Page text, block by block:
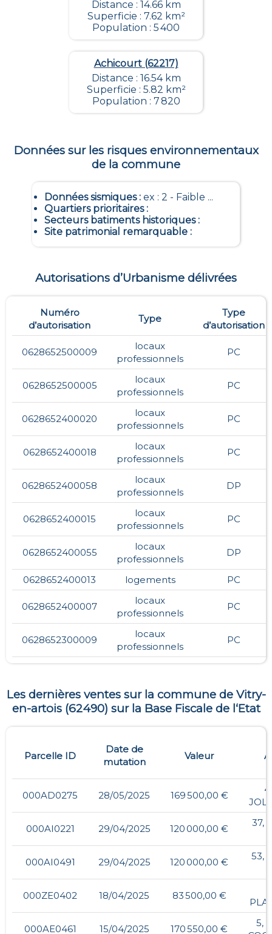
Distance : 14.66 km
Superficie : 7.62 km²
Population : 5 400
Achicourt (62217)
Distance : 16.54 km
Superficie : 5.82 km²
Population : 7 820
Données sur les risques environnementaux
de la commune
Données sismiques: ex : 2 - Faible ...
Quartiers prioritaires:
Secteurs batiments historiques:
Site patrimonial remarquable:
Autorisations d’Urbanisme délivrées
Numéro
d’autorisation
Type
Type
d’autorisation
0628652500009
locaux
professionnels
PC
0628652500005
locaux
professionnels
PC
0628652400020
locaux
professionnels
PC
0628652400018
locaux
professionnels
PC
0628652400058
locaux
professionnels
DP
0628652400015
locaux
professionnels
PC
0628652400055
locaux
professionnels
DP
0628652400013 logements PC
0628652400007
locaux
professionnels
PC
0628652300009
locaux
professionnels
PC
Les dernières ventes sur la commune de Vitry-
en-artois(62490) sur la Base Fiscale de l‘Etat
Parcelle ID
Date de
mutation
Valeur
000AD0275 28/05/2025 169 500,00 €
000AI0221 29/04/2025 120 000,00 €
37,
000AI0491 29/04/2025 120 000,00 €
53,
000ZE0402 18/04/2025 83 500,00 €
000AE0461 15/04/2025 170 550,00 €
5,